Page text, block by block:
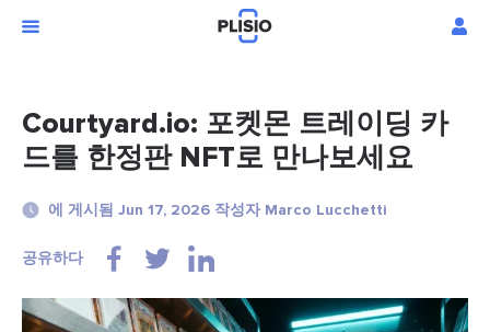
Courtyard.io: 포켓몬 트레이딩 카
드를 한정판 NFT로 만나보세요
에 게시됨 Jun 17, 2026 작성자 Marco Lucchetti
공유하다